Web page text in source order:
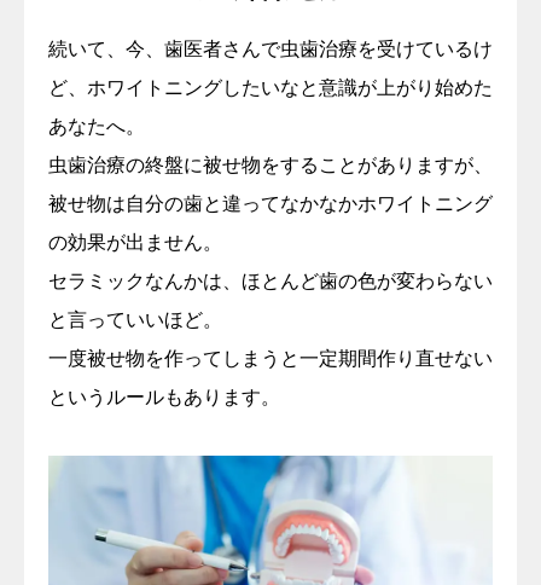
続いて、今、歯医者さんで虫歯治療を受けているけ
ど、ホワイトニングしたいなと意識が上がり始めた
あなたへ。
虫歯治療の終盤に被せ物をすることがありますが、
被せ物は自分の歯と違ってなかなかホワイトニング
の効果が出ません。
セラミックなんかは、ほとんど歯の色が変わらない
と言っていいほど。
一度被せ物を作ってしまうと一定期間作り直せない
というルールもあります。